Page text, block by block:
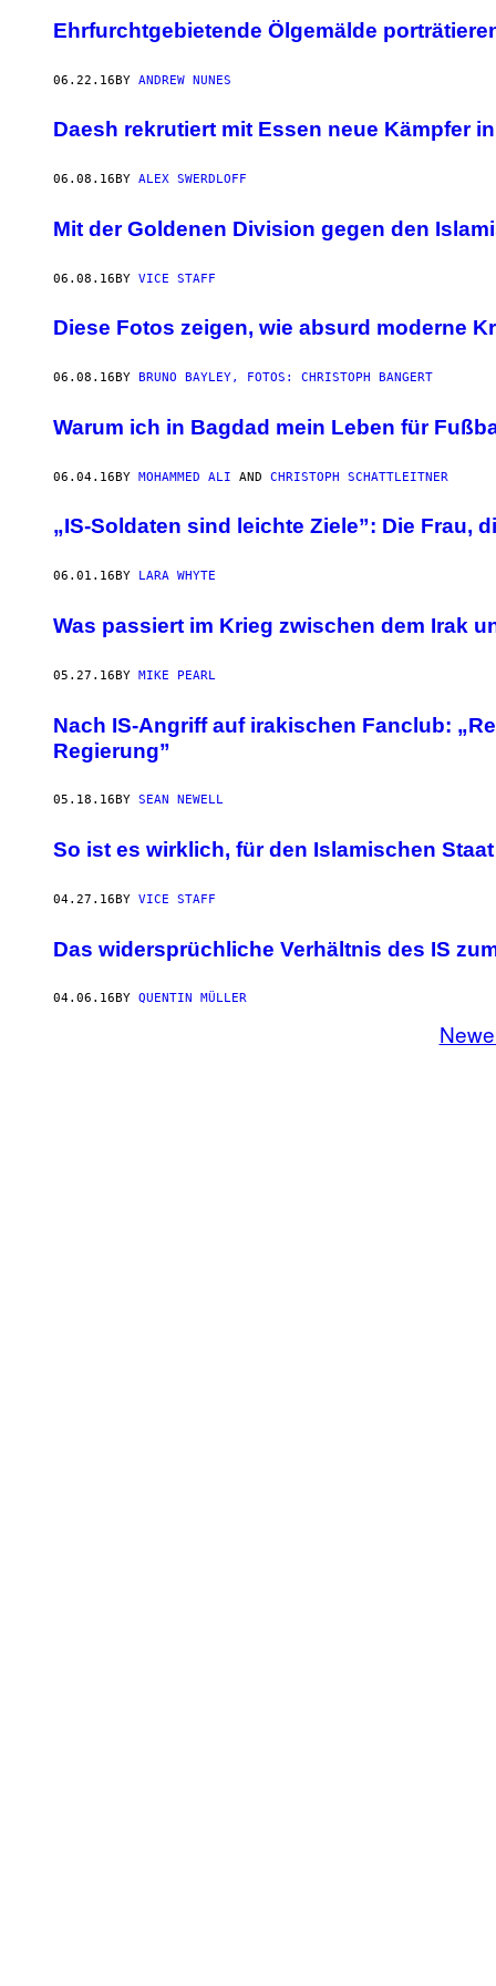
Ehrfurchtgebietende Ölgemälde
06.22.16BY ANDREW NUNES
Daesh rekrutiert mit Essen neue Kämpfer
06.08.16 BY ALEX SWERDLOFF
Mit der Goldenen Division gegen den
06.08.16BY VICE STAFF
Diese Fotos zeigen, wie absurd moderne
06.08.16 BY BRUNO BAYLEY, FOTOS: CHRISTOPH BANGERT
Warum ich in Bagdad mein Leben für
06.04.16BY MOHAMMED ALI AND CHRISTOPH SCHATTLEITNER
„IS-Soldaten sind leichte Ziele”: Die Frau,
06.01.16 BY LARA WHYTE
Was passiert im Krieg zwischen dem Irak
05.27.16BY MIKE PEARL
Nach IS-Angriff auf irakischen Fanclub:
Regierung”
05.18.16 BY SEAN NEWELL
So ist es wirklich, für den Islamischen
04.27.16BY VICE STAFF
Das widersprüchliche Verhältnis des IS
04.06.16 BY QUENTIN MÜLLER